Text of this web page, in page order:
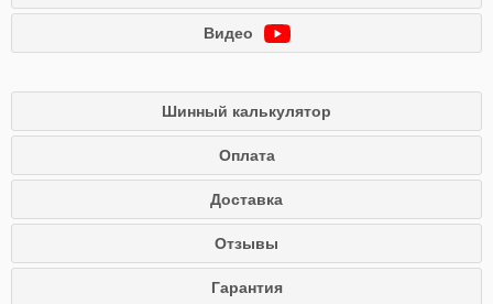
Видео
Шинный калькулятор
Оплата
Доставка
Отзывы
Гарантия